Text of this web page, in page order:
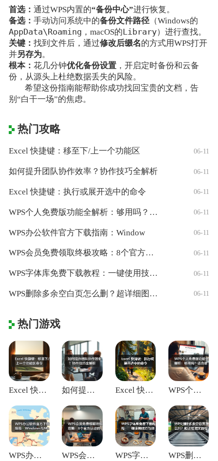
首选： 通过WPS内置的“备份中心”进行恢复。
备选： 手动访问系统中的备份文件路径（Windows的
AppData\Roaming ，macOS的Library）进行查找。
关键： 找到文件后，通过修改后缀名的方式用WPS打开
并另存为。
根本： 花几分钟优化备份设置，开启定时备份和云备
份，从源头上杜绝数据丢失的风险。
希望这份指南能帮助你成功找回宝贵的文档，告
别“白干一场”的焦虑。
热门攻略
Excel 快捷键：移至下/上一个功能区 06-11
如何提升团队协作效率？协作技巧全解析 06-11
Excel 快捷键：执行或展开选中的命令 06-11
WPS个人免费版功能全解析：够用吗？适合 06-11
WPS办公软件官方下载指南：Window 06-11
WPS会员免费领取终极攻略：8个官方认证 06-11
WPS字体库免费下载教程：一键使用技巧与 06-11
WPS删除多余空白页怎么删？超详细图文教 06-11
热门游戏
Excel 快捷键：移至下/上一个功能区 如何提升团队协作效率？协作技巧全解析 Excel 快捷键：执行或展开选中的命令 WPS个人免费版功能全解析：够用吗？适合
WPS办公软件官方下载指南：Window WPS会员免费领取终极攻略：8个官方认证 WPS字体库免费下载教程：一键使用技巧与 WPS删除多余空白页怎么删？超详细图文教